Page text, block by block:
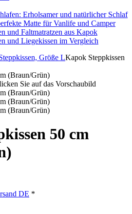
Erholsamer und natürlicher Schlaf
Matte für Vanlife und Camper
und Faltmatratzen aus Kapok
und Liegekissen im Vergleich
Größe LKapok Steppkissen
Sie auf das Vorschaubild
50 cm
DE *